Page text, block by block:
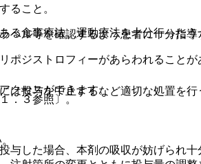
ること。
ル等を確認するよう患者に十分指導
ジストロフィーがあらわれること
．３参照〕。
した場合、本剤の吸収が妨げられ
食事療法、運動療法を十分行ったう
投与を中止するなど適切な処置を行
クセスができます。